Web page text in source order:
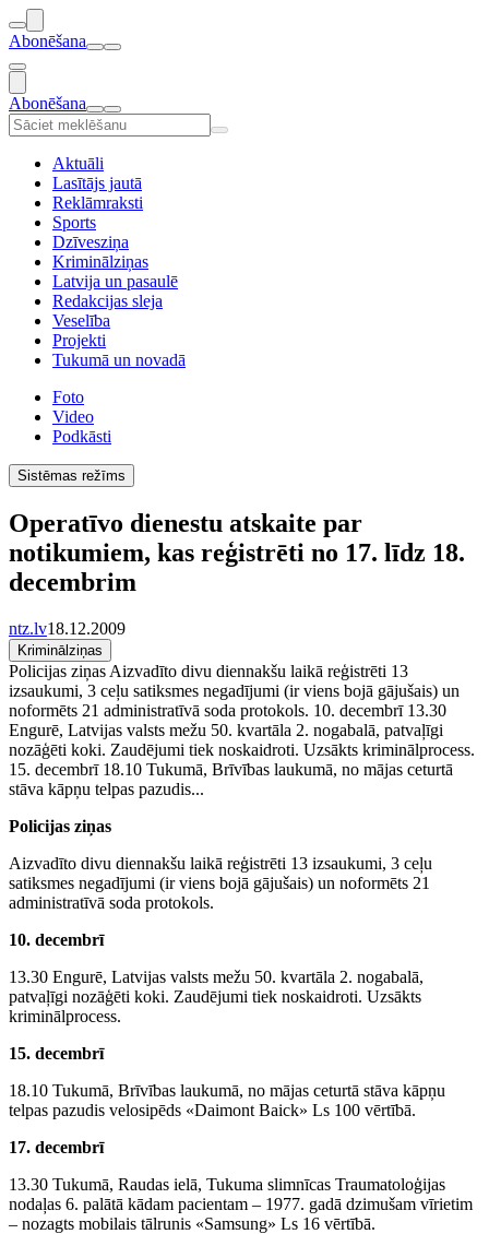
Abonēšana
Abonēšana
Aktuāli
Lasītājs jautā
Reklāmraksti
Sports
Dzīvesziņa
Kriminālziņas
Latvija un pasaulē
Redakcijas sleja
Veselība
Projekti
Tukumā un novadā
Foto
Video
Podkāsti
Sistēmas režīms
Operatīvo dienestu atskaite par
notikumiem, kas reģistrēti no 17. līdz 18.
decembrim
ntz.lv18.12.2009
Kriminālziņas
Policijas ziņas Aizvadīto divu diennakšu laikā reģistrēti 13
izsaukumi, 3 ceļu satiksmes negadījumi (ir viens bojā gājušais) un
noformēts 21 administratīvā soda protokols. 10. decembrī 13.30
Engurē, Latvijas valsts mežu 50. kvartāla 2. nogabalā, patvaļīgi
nozāģēti koki. Zaudējumi tiek noskaidroti. Uzsākts kriminālprocess.
15. decembrī 18.10 Tukumā, Brīvības laukumā, no mājas ceturtā
stāva kāpņu telpas pazudis...
Policijas ziņas
Aizvadīto divu diennakšu laikā reģistrēti 13 izsaukumi, 3 ceļu
satiksmes negadījumi (ir viens bojā gājušais) un noformēts 21
administratīvā soda protokols.
10. decembrī
13.30 Engurē, Latvijas valsts mežu 50. kvartāla 2. nogabalā,
patvaļīgi nozāģēti koki. Zaudējumi tiek noskaidroti. Uzsākts
kriminālprocess.
15. decembrī
18.10 Tukumā, Brīvības laukumā, no mājas ceturtā stāva kāpņu
telpas pazudis velosipēds «Daimont Baick» Ls 100 vērtībā.
17. decembrī
13.30 Tukumā, Raudas ielā, Tukuma slimnīcas Traumatoloģijas
nodaļas 6. palātā kādam pacientam – 1977. gadā dzimušam vīrietim
– nozagts mobilais tālrunis «Samsung» Ls 16 vērtībā.